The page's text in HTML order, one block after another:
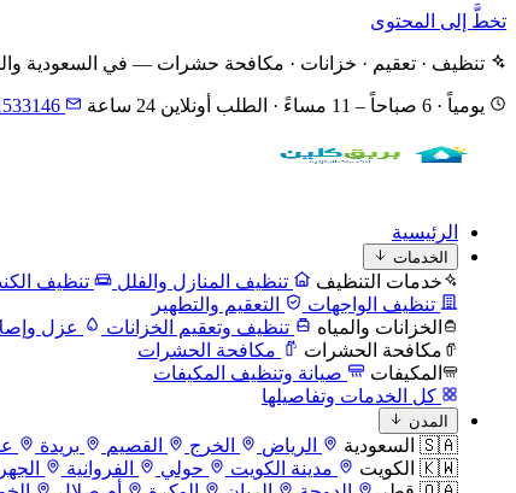
تخطَّ إلى المحتوى
تنظيف · تعقيم · خزانات · مكافحة حشرات — في السعودية
يومياً · 6 صباحاً – 11 مساءً · الطلب أونلاين 24 ساعة
الرئيسية
الخدمات
خدمات التنظيف تنظيف المنازل والفلل تنظيف
تنظيف الواجهات
التعقيم والتطهير
الخزانات والمياه
تنظيف وتعقيم الخزانات عزل
مكافحة الحشرات
مكافحة الحشرات
المكيفات
صيانة وتنظيف المكيفات
كل الخدمات وتفاصيلها
المدن
🇸🇦 السعودية الرياض الخرج القصيم بريدة
🇰🇼 الكويت
مدينة الكويت حولي الفروانية